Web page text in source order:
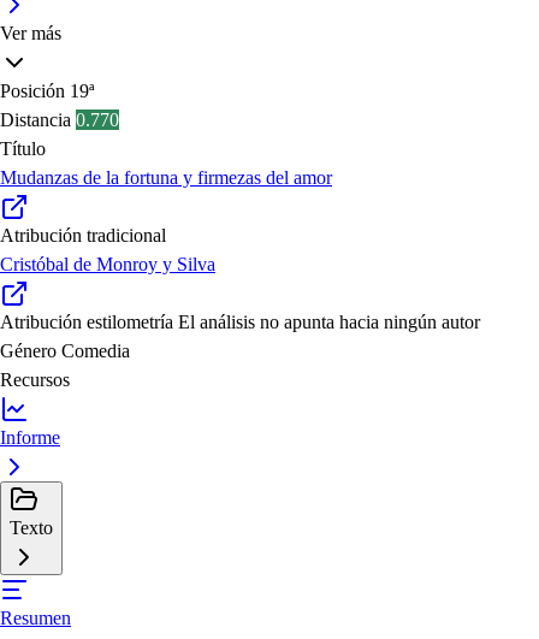
Ver más
Posición 19ª
Distancia 0.770
Título
Mudanzas de la fortuna y firmezas del amor
Atribución tradicional
Cristóbal de Monroy y Silva
Atribución estilometría El análisis no apunta hacia ningún autor
Género Comedia
Recursos
Informe
Texto
Resumen